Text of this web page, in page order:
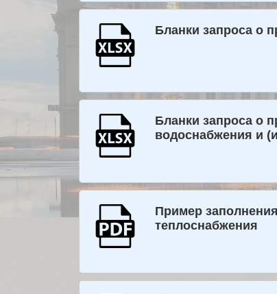
Бланки запроса о
Бланки запроса о
водоснабжения и
Пример
теплоснабжения